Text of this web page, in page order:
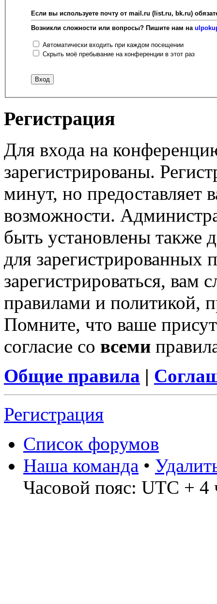
Если вы используете почту от mail.ru (list.ru, bk.ru)
Возникли сложности или вопросы? Пишите нам на
Автоматически входить при каждом посещении
Скрыть моё пребывание на конференции в этот раз
Регистрация
Для входа на
зарегистрированы.
минут, но предоставляет
возможности.
быть установлены также
для зарегистрированных
зарегистрироваться, вам
правилами и политикой,
Помните, что ваше
согласие со всеми
Общие правила |
Регистрация
Список форумов
Наша команда •
Часовой пояс: UTC + 4